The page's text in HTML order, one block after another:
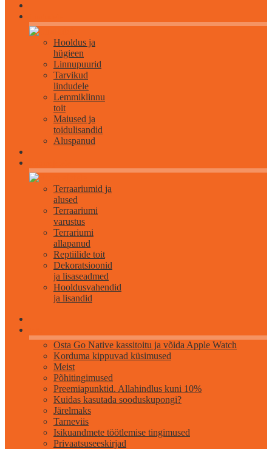
Hooldus ja
hügieen
Linnupuurid
Tarvikud
lindudele
Lemmiklinnu
toit
Maiused ja
toidulisandid
Aluspanud
Terraariumid ja
alused
Terraariumi
varustus
Terrariumi
allapanud
Reptiilide toit
Dekoratsioonid
ja lisaseadmed
Hooldusvahendid
ja lisandid
Osta Go Native kassitoitu ja võida Apple Watch
Korduma kippuvad küsimused
Meist
Põhitingimused
Preemiapunktid. Allahindlus kuni 10%
Kuidas kasutada sooduskupongi?
Järelmaks
Tarneviis
Isikuandmete töötlemise tingimused
Privaatsuseeskirjad